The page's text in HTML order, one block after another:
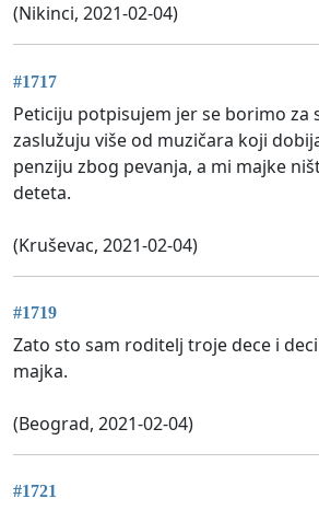
(Nikinci, 2021-02-04)
#1717
Peticiju potpisujem jer se borimo za
zaslužuju više od muzičara koji
penziju zbog pevanja, a mi majke
deteta.
(Kruševac, 2021-02-04)
#1719
Zato sto sam roditelj troje dece i
majka.
(Beograd, 2021-02-04)
#1721